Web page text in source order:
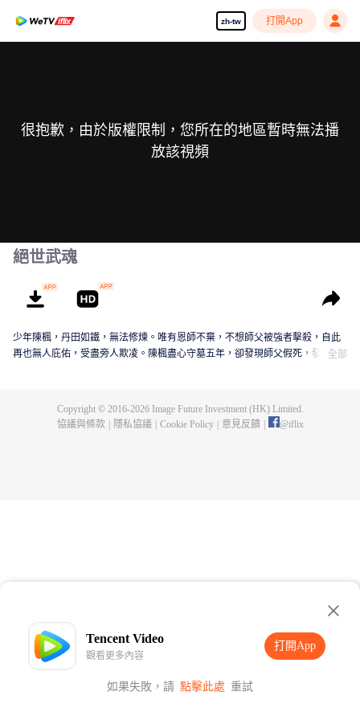
zh-tw 打開App
Tencent Video
觀看更多內容
打開App
如果失敗，請 點擊此處 重試
打開App
很抱歉，由於版權限制，您所在的地區暫時無法播
放該視頻
絕世武魂
少年陳楓，丹田如鐵，無法修煉。唯有恩師不棄，不想師父被強者擊殺，自此
再也無人庇佑，受盡旁人欺凌。陳楓盡心守墓五年，卻發現師父假死，發現師
全部
Copyright © 2016-2026Image Future Investment (HK) Limited.
協議與條款
隱私協議 Cookie Policy 意見反饋 @iflix